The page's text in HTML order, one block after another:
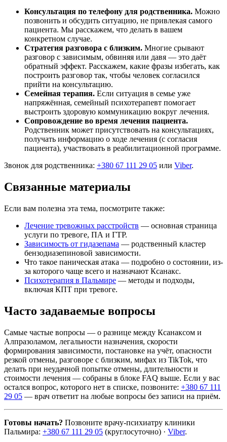
Консультация по телефону для родственника. Можно
позвонить и обсудить ситуацию, не привлекая самого
пациента. Мы расскажем, что делать в вашем
конкретном случае.
Стратегия разговора с близким. Многие срывают
разговор с зависимым, обвиняя или давя — это даёт
обратный эффект. Расскажем, какие фразы избегать, как
построить разговор так, чтобы человек согласился
прийти на консультацию.
Семейная терапия. Если ситуация в семье уже
напряжённая, семейный психотерапевт помогает
выстроить здоровую коммуникацию вокруг лечения.
Сопровождение во время лечения пациента.
Родственник может присутствовать на консультациях,
получать информацию о ходе лечения (с согласия
пациента), участвовать в реабилитационной программе.
Звонок для родственника: +380 67 111 29 05 или Viber.
Связанные материалы
Если вам полезна эта тема, посмотрите также:
Лечение тревожных расстройств — основная страница
услуги по тревоге, ПА и ГТР.
Зависимость от гидазепама — родственный кластер
бензодиазепиновой зависимости.
Что такое паническая атака — подробно о состоянии, из-
за которого чаще всего и назначают Ксанакс.
Психотерапия в Пальмире — методы и подходы,
включая КПТ при тревоге.
Часто задаваемые вопросы
Самые частые вопросы — о разнице между Ксанаксом и
Алпразоламом, легальности назначения, скорости
формирования зависимости, постановке на учёт, опасности
резкой отмены, разговоре с близким, мифах из TikTok, что
делать при неудачной попытке отмены, длительности и
стоимости лечения — собраны в блоке FAQ выше. Если у вас
остался вопрос, которого нет в списке, позвоните: +380 67 111
29 05 — врач ответит на любые вопросы без записи на приём.
Готовы начать? Позвоните врачу-психиатру клиники
Пальмира: +380 67 111 29 05 (круглосуточно) · Viber.